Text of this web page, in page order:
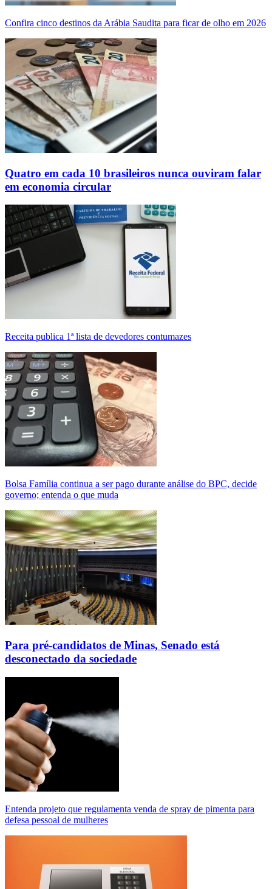
Confira cinco destinos da Arábia Saudita para ficar de olho em 2026
Quatro em cada 10 brasileiros nunca ouviram falar
em economia circular
Receita publica 1ª lista de devedores contumazes
Bolsa Família continua a ser pago durante análise do BPC, decide
governo; entenda o que muda
Para pré-candidatos de Minas, Senado está
desconectado da sociedade
Entenda projeto que regulamenta venda de spray de pimenta para
defesa pessoal de mulheres